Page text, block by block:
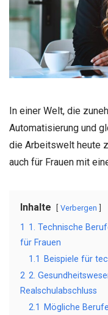
In einer Welt, die
Automatisierung und
die Arbeitswelt heute
auch für Frauen mit
Inhalte Verbergen
1 1. Technische
für Frauen
1.1
Beispiele für
2 2.
Realschulabschluss
2.1
Mögliche